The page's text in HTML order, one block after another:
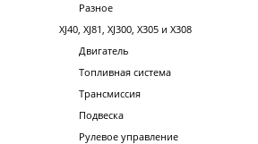
Разное
XJ40, XJ81, XJ300, X305 и X308
Двигатель
Топливная система
Трансмиссия
Подвеска
Рулевое управление